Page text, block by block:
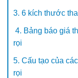
3. 6 kích thước
4. Bảng báo giá
rọi
5. Cấu tạo của
rọi